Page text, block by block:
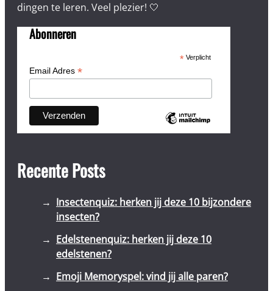
dingen te leren. Veel plezier! 🤍
Abonneren
*Verplicht
Email Adres *
Recente Posts
Insectenquiz: herken jij deze 10 bijzondere
insecten?
Edelstenenquiz: herken jij deze 10
edelstenen?
Emoji Memoryspel: vind jij alle paren?